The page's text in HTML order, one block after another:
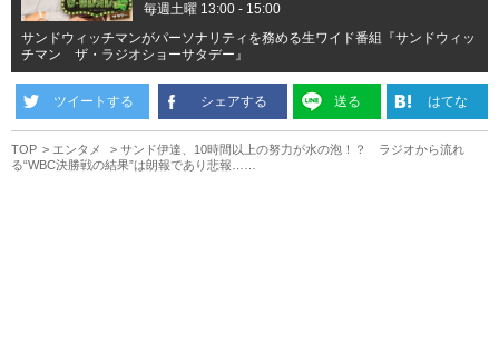
毎週土曜 13:00 - 15:00
サンドウィッチマンがパーソナリティを務める生ワイド番組『サンドウィッ
チマン ザ・ラジオショーサタデー』
ツイートする シェアする 送る はてな
TOP エンタメ
サンド伊達、10時間以上の努力が水の泡！？ ラジオから流れ
る“WBC決勝戦の結果”は朗報であり悲報……